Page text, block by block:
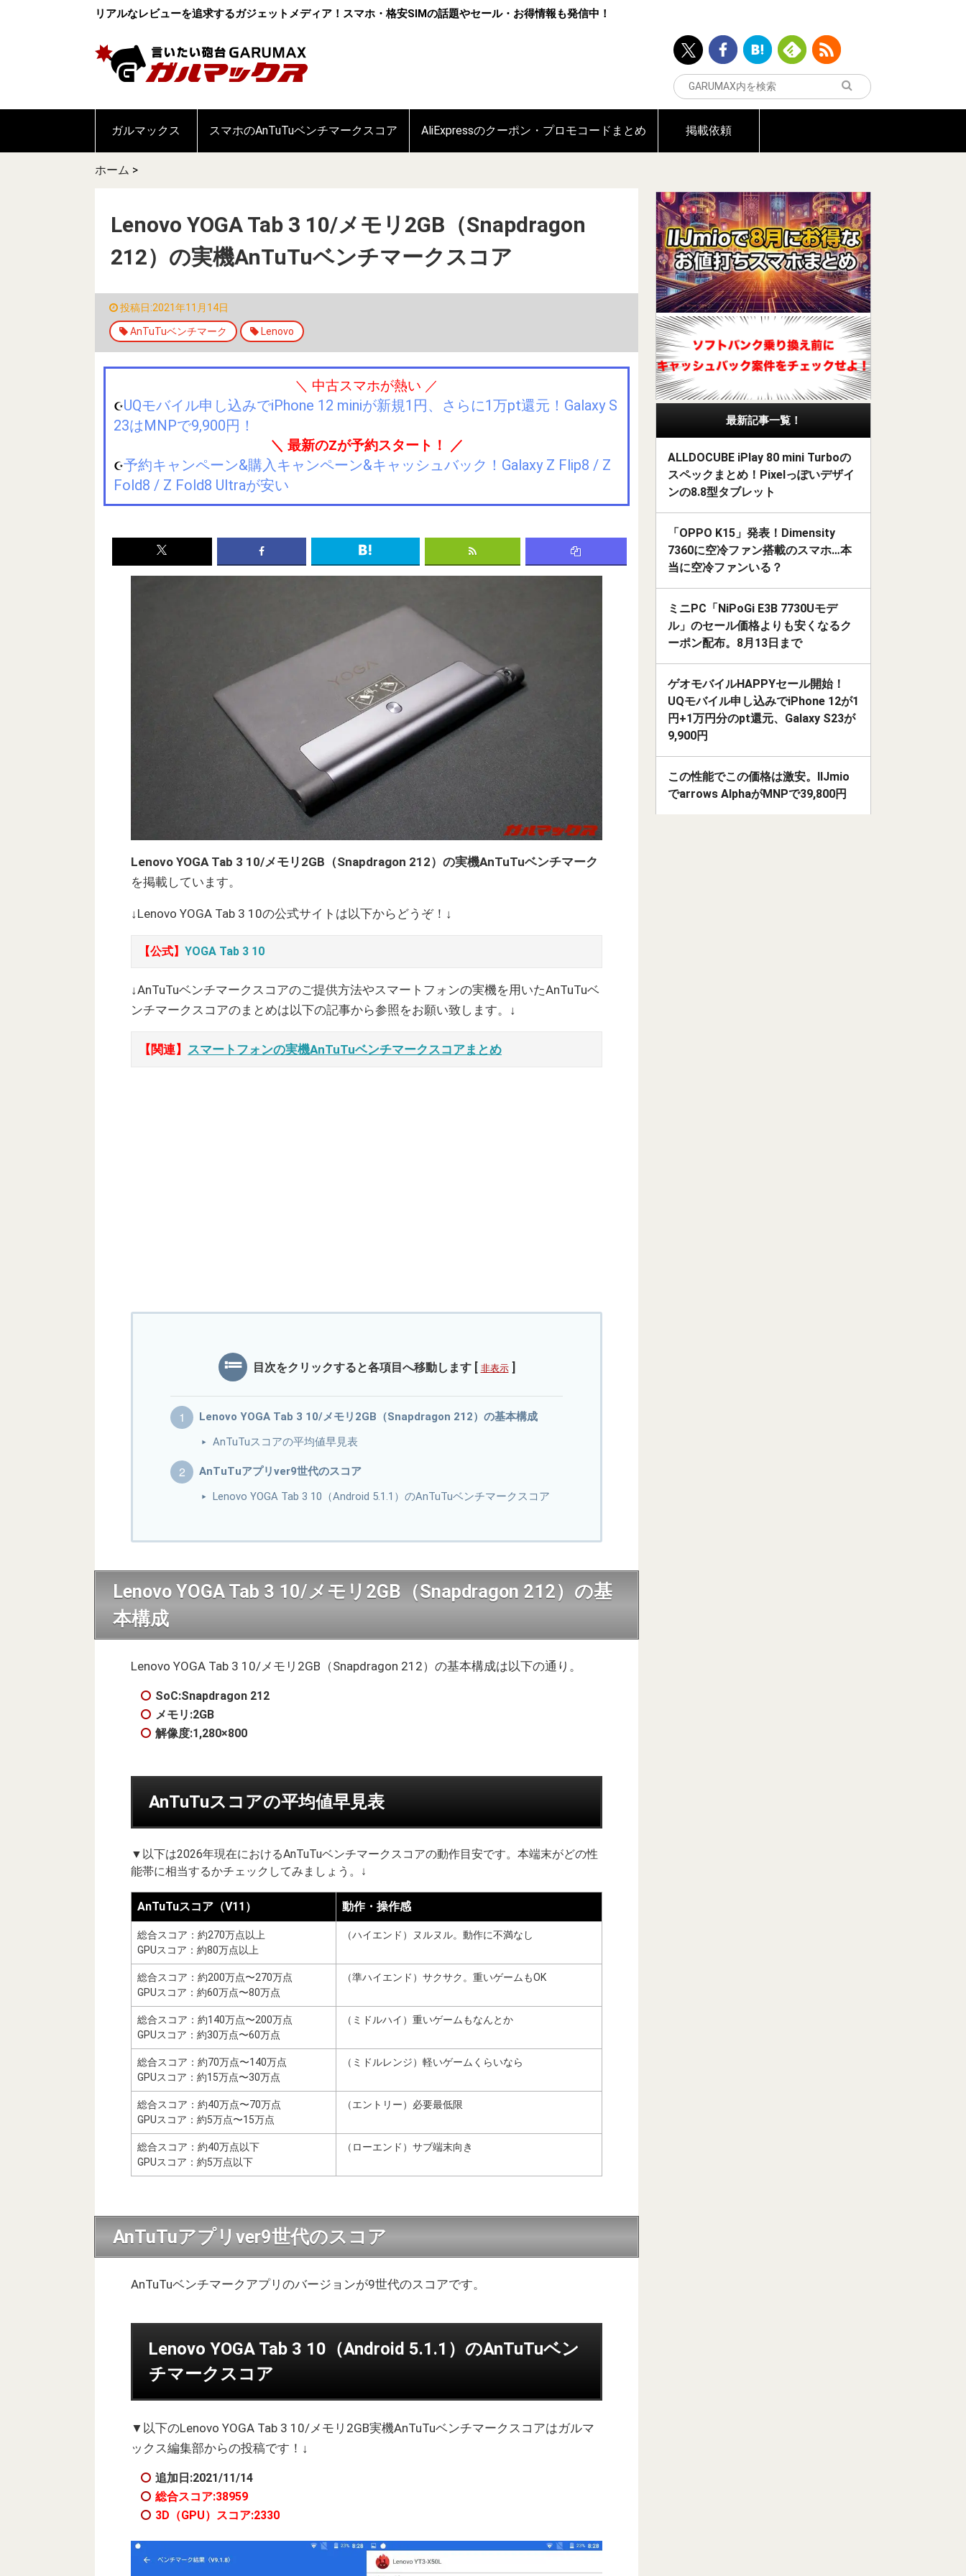
リアルなレビューを追求するガジェットメディア！スマホ・格安SIMの話題やセール・お得情報も発信中！
ガルマックス スマホのAnTuTuベンチマークスコア AliExpressのクーポン・プロモコードまとめ 掲載依頼
ホーム >
Lenovo YOGA Tab 3 10/メモリ2GB（Snapdragon
212）の実機AnTuTuベンチマークスコア
投稿日:2021年11月14日
AnTuTuベンチマーク Lenovo
＼ 中古スマホが熱い ／
☪️UQモバイル申し込みでiPhone 12 miniが新規1円、さらに1万pt還元！Galaxy S
23はMNPで9,900円！
＼ 最新のZが予約スタート！ ／
☪️予約キャンペーン&購入キャンペーン&キャッシュバック！Galaxy Z Flip8 / Z
Fold8 / Z Fold8 Ultraが安い
Lenovo YOGA Tab 3 10/メモリ2GB（Snapdragon 212）の実機AnTuTuベンチマーク
を掲載しています。
↓Lenovo YOGA Tab 3 10の公式サイトは以下からどうぞ！↓
【公式】 YOGA Tab 3 10
↓AnTuTuベンチマークスコアのご提供方法やスマートフォンの実機を用いたAnTuTuベ
ンチマークスコアのまとめは以下の記事から参照をお願い致します。↓
【関連】 スマートフォンの実機AnTuTuベンチマークスコアまとめ
目次をクリックすると各項目へ移動します 非表示
Lenovo YOGA Tab 3 10/メモリ2GB（Snapdragon 212）の基本構成
AnTuTuスコアの平均値早見表
AnTuTuアプリver9世代のスコア
Lenovo YOGA Tab 3 10（Android 5.1.1）のAnTuTuベンチマークスコア
Lenovo YOGA Tab 3 10/メモリ2GB（Snapdragon 212）の基
本構成
Lenovo YOGA Tab 3 10/メモリ2GB（Snapdragon 212）の基本構成は以下の通り。
SoC:Snapdragon 212
メモリ:2GB
解像度:1,280×800
AnTuTuスコアの平均値早見表
▼以下は2026年現在におけるAnTuTuベンチマークスコアの動作目安です。本端末がどの性
能帯に相当するかチェックしてみましょう。↓
AnTuTuスコア（V11） 動作・操作感
総合スコア：約270万点以上
GPUスコア：約80万点以上
（ハイエンド）ヌルヌル。動作に不満なし
総合スコア：約200万点〜270万点
GPUスコア：約60万点〜80万点
（準ハイエンド）サクサク。重いゲームもOK
総合スコア：約140万点〜200万点
GPUスコア：約30万点〜60万点
（ミドルハイ）重いゲームもなんとか
総合スコア：約70万点〜140万点
GPUスコア：約15万点〜30万点
（ミドルレンジ）軽いゲームくらいなら
総合スコア：約40万点〜70万点
GPUスコア：約5万点〜15万点
（エントリー）必要最低限
総合スコア：約40万点以下
GPUスコア：約5万点以下
（ローエンド）サブ端末向き
AnTuTuアプリver9世代のスコア
AnTuTuベンチマークアプリのバージョンが9世代のスコアです。
Lenovo YOGA Tab 3 10（Android 5.1.1）のAnTuTuベン
チマークスコア
▼以下のLenovo YOGA Tab 3 10/メモリ2GB実機AnTuTuベンチマークスコアはガルマ
ックス編集部からの投稿です！↓
追加日:2021/11/14
総合スコア:38959
3D（GPU）スコア:2330
最新記事一覧！
ALLDOCUBE iPlay 80 mini Turboの
スペックまとめ！Pixelっぽいデザイ
ンの8.8型タブレット
「OPPO K15」発表！Dimensity
7360に空冷ファン搭載のスマホ…本
当に空冷ファンいる？
ミニPC「NiPoGi E3B 7730Uモデ
ル」のセール価格よりも安くなるク
ーポン配布。8月13日まで
ゲオモバイルHAPPYセール開始！
UQモバイル申し込みでiPhone 12が1
円+1万円分のpt還元、Galaxy S23が
9,900円
この性能でこの価格は激安。IIJmio
でarrows AlphaがMNPで39,800円